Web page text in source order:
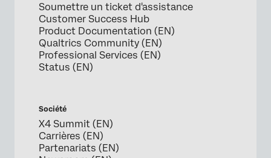
Soumettre un ticket d'assistance
Customer Success Hub
Product Documentation (EN)
Qualtrics Community (EN)
Professional Services (EN)
Status (EN)
Société
X4 Summit (EN)
Carrières (EN)
Partenariats (EN)